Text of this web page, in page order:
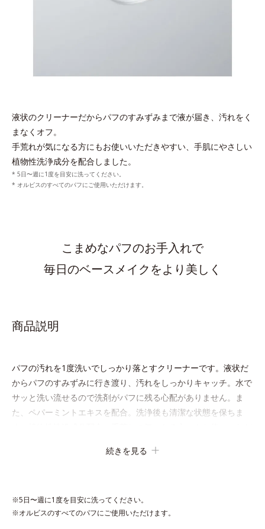
液状のクリーナーだからパフのすみずみまで液が届き、汚れをく
まなくオフ。
手荒れが気になる方にもお使いいただきやすい、手肌にやさしい
植物性洗浄成分を配合しました。
* 5日〜週に1度を目安に洗ってください。
* オルビスのすべてのパフにご使用いただけます。
こまめなパフのお手入れで
毎日のベースメイクをより美しく
商品説明
パフの汚れを1度洗いでしっかり落とすクリーナーです。液状だ
からパフのすみずみに行き渡り、汚れをしっかりキャッチ。水で
サッと洗い流せるので洗剤がパフに残る心配がありません。ま
た、ペパーミントエキスを配合。洗浄後も清潔な状態を保ちま
続きを見る
※5日〜週に1度を目安に洗ってください。
※オルビスのすべてのパフにご使用いただけます。